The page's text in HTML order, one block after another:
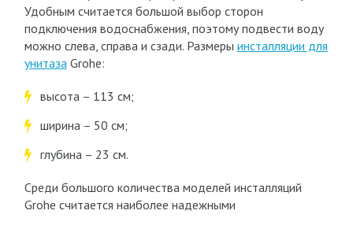
Удобным считается большой выбор сторон
подключения водоснабжения, поэтому подвести воду
можно слева, справа и сзади. Размеры инсталляции для
унитазаGrohe:
высота – 113 см;
ширина – 50 см;
глубина – 23 см.
Среди большого количества моделей инсталляций
Grohe считается наиболее надежными